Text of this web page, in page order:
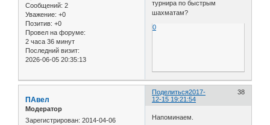
Сообщений: 2
Уважение: +0
Позитив: +0
Провел на форуме:
2 часа 36 минут
Последний визит:
2026-06-05 20:35:13
турнира по быстрым
шахматам?
0
Поделиться 38
2017-
12-15 19:21:54
ПАвел
Модератор
Зарегистрирован: 2014-04-06
Напоминаем.